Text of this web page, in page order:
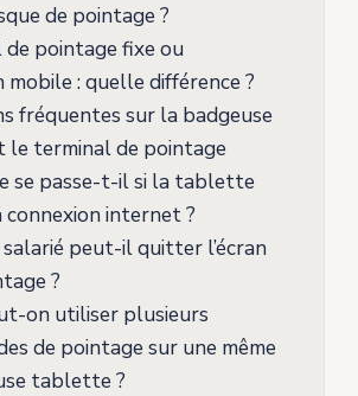
de pointage ?
pointage fixe ou
: quelle différence ?
fréquentes sur la badgeuse
terminal de pointage
se passe-t-il si la tablette
connexion internet ?
peut-il quitter l’écran
?
on utiliser plusieurs
de pointage sur une même
tablette ?